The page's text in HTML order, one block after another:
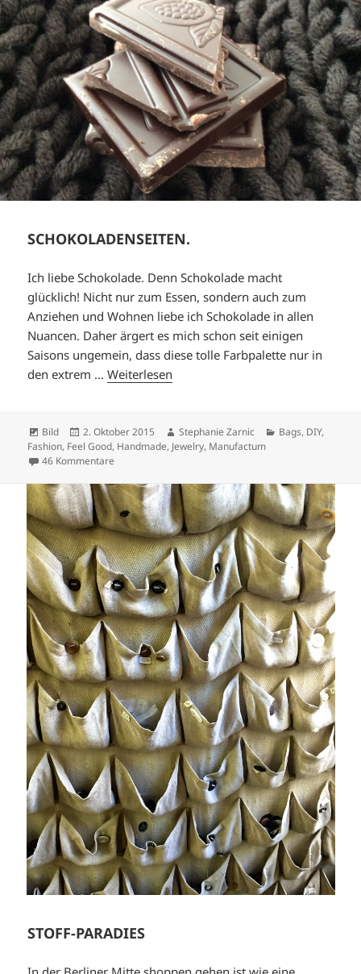
SCHOKOLADENSEITEN.
Ich liebe Schokolade. Denn Schokolade macht
glücklich! Nicht nur zum Essen, sondern auch zum
Anziehen und Wohnen liebe ich Schokolade in allen
Nuancen. Daher ärgert es mich schon seit einigen
Saisons ungemein, dass diese tolle Farbpalette nur in
den extrem …Weiterlesen
Format
Bild
Veröffentlicht
am
2. Oktober 2015 Autor
Stephanie Zarnic Kategorien
Bags, DIY,
Fashion, Feel Good, Handmade, Jewelry, Manufactum
46 Kommentare
STOFF-PARADIES